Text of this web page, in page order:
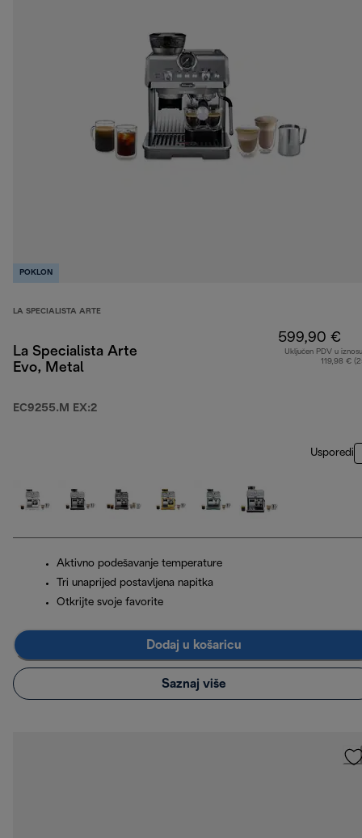
POKLON
LA SPECIALISTA ARTE
La Specialista Arte
Evo, Metal
EC9255.M EX:2
599,90 €
Uključen PDV u
119,98 €
Usporedi
Aktivno podešavanje temperature
Tri unaprijed postavljena napitka
Otkrijte svoje favorite
Dodaj u košaricu
Saznaj više